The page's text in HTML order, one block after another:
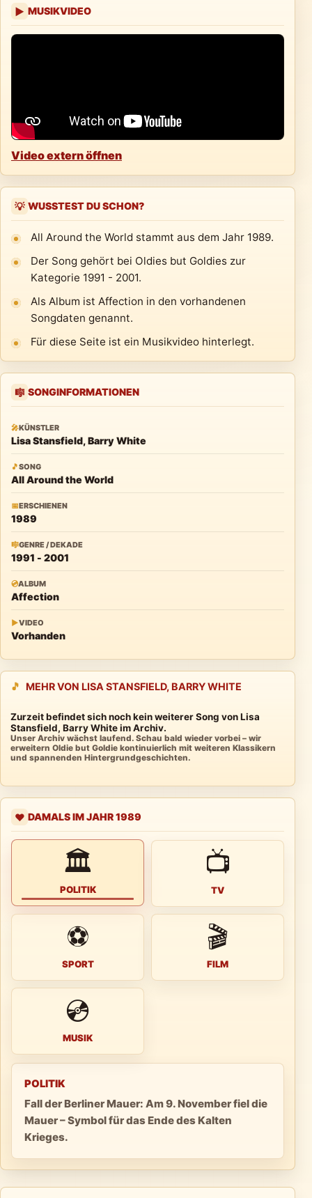
▶ MUSIKVIDEO
Video extern öffnen
💡 WUSSTEST DU SCHON?
All Around the World stammt aus dem Jahr 1989.
Der Song gehört bei Oldies but Goldies zur
Kategorie 1991 - 2001.
Als Album ist Affection in den vorhandenen
Songdaten genannt.
Für diese Seite ist ein Musikvideo hinterlegt.
🎼 SONGINFORMATIONEN
🎤KÜNSTLER
Lisa Stansfield, Barry White
🎵SONG
All Around the World
📅ERSCHIENEN
1989
🎼GENRE / DEKADE
1991 - 2001
💿ALBUM
Affection
▶VIDEO
Vorhanden
🎵 MEHR VON LISA STANSFIELD, BARRY WHITE
Zurzeit befindet sich noch kein weiterer Song von Lisa
Stansfield, Barry White im Archiv.
Unser Archiv wächst laufend. Schau bald wieder vorbei – wir
erweitern Oldie but Goldie kontinuierlich mit weiteren Klassikern
und spannenden Hintergrundgeschichten.
❤️ DAMALS IM JAHR 1989
🏛
POLITIK
📺
TV
⚽
SPORT
🎬
FILM
💿
MUSIK
POLITIK
Fall der Berliner Mauer: Am 9. November fiel die
Mauer – Symbol für das Ende des Kalten
Krieges.